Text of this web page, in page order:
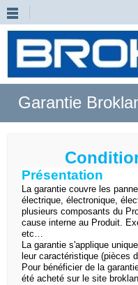
Garantie
Présentation
La garantie couvre les
électrique, électronique,
plusieurs composants du
cause interne au Produit.
etc…
La garantie s'applique
leur caractéristique (pièces
Pour bénéficier de la
été acheté sur le site